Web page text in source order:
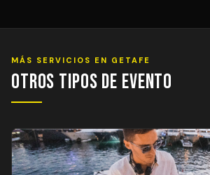
MÁS SERVICIOS EN GETAFE
Otros Tipos de Evento